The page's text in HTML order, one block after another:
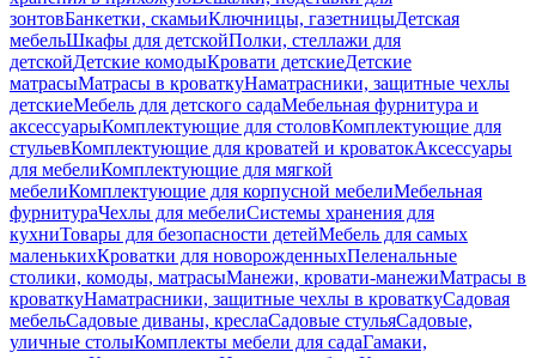
зонтовБанкетки, скамьиКлючницы, газетницыДетская
мебельШкафы для детскойПолки, стеллажи для
детскойДетские комодыКровати детскиеДетские
матрасыМатрасы в кроваткуНаматрасники, защитные чехлы
детскиеМебель для детского садаМебельная фурнитура и
аксессуарыКомплектующие для столовКомплектующие для
стульевКомплектующие для кроватей и кроватокАксессуары
для мебелиКомплектующие для мягкой
мебелиКомплектующие для корпусной мебелиМебельная
фурнитураЧехлы для мебелиСистемы хранения для
кухниТовары для безопасности детейМебель для самых
маленькихКроватки для новорожденныхПеленальные
столики, комоды, матрасыМанежи, кровати-манежиМатрасы в
кроваткуНаматрасники, защитные чехлы в кроваткуСадовая
мебельСадовые диваны, креслаСадовые стульяСадовые,
уличные столыКомплекты мебели для садаГамаки,